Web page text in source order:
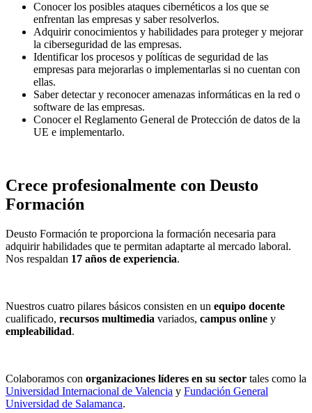
Conocer los posibles ataques cibernéticos a los que se
enfrentan las empresas y saber resolverlos.
Adquirir conocimientos y habilidades para proteger y mejorar
la ciberseguridad de las empresas.
Identificar los procesos y políticas de seguridad de las
empresas para mejorarlas o implementarlas si no cuentan con
ellas.
Saber detectar y reconocer amenazas informáticas en la red o
software de las empresas.
Conocer el Reglamento General de Protección de datos de la
UE e implementarlo.
Crece profesionalmente con Deusto
Formación
Deusto Formación te proporciona la formación necesaria para
adquirir habilidades que te permitan adaptarte al mercado laboral.
Nos respaldan 17 años de experiencia.
Nuestros cuatro pilares básicos consisten en un equipo docente
cualificado, recursos multimedia variados, campus online y
empleabilidad.
Colaboramos con organizaciones líderes en su sector tales como la
Universidad Internacional de Valencia y Fundación General
Universidad de Salamanca.